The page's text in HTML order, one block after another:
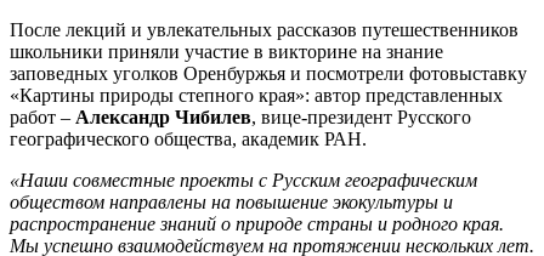
После лекций и увлекательных рассказов путешественников
школьники приняли участие в викторине на знание
заповедных уголков Оренбуржья и посмотрели фотовыставку
«Картины природы степного края»: автор представленных
работ – Александр Чибилев, вице-президент Русского
географического общества, академик РАН.
«Наши совместные проекты с Русским географическим
обществом направлены на повышение экокультуры и
распространение знаний о природе страны и родного края.
Мы успешно взаимодействуем на протяжении нескольких лет.